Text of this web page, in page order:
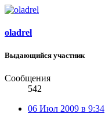
oladrel
Выдающийся участник
Сообщения
542
06 Июл 2009 в 9:34